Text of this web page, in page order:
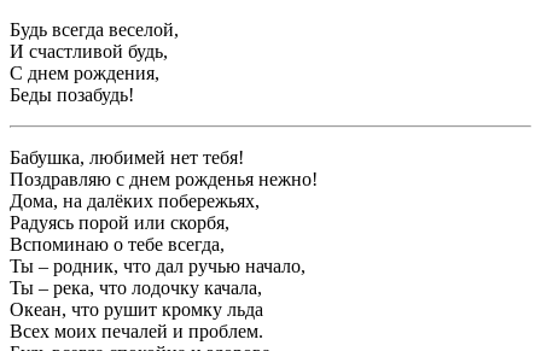
Будь всегда веселой,
И счастливой будь,
С днем рождения,
Беды позабудь!
Бабушка, любимей нет тебя!
Поздравляю с днем рожденья нежно!
Дома, на далёких побережьях,
Радуясь порой или скорбя,
Вспоминаю о тебе всегда,
Ты – родник, что дал ручью начало,
Ты – река, что лодочку качала,
Океан, что рушит кромку льда
Всех моих печалей и проблем.